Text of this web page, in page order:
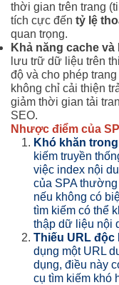
thời gian trên trang
tích cực đến tỷ lệ
quan trọng.
Khả năng cache
lưu trữ dữ liệu trên
độ và cho phép
không chỉ cải thiện
giảm thời gian tải
SEO.
Nhược điểm của
Khó khăn
kiếm truyền
việc index nội
của SPA
nếu không có
tìm kiếm có thể
thập dữ liệu nội
Thiếu URL
dụng một URL
dụng, điều này
cụ tìm kiếm khó